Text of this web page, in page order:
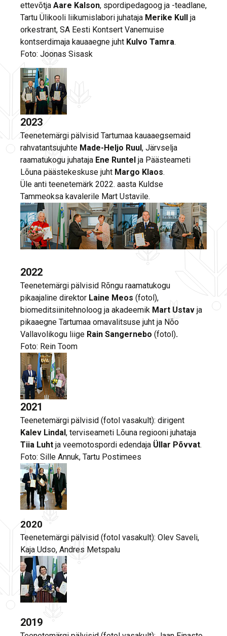
ettevõtja Aare Kalson, spordipedagoog ja -teadlane,
Tartu Ülikooli liikumislabori juhataja Merike Kull ja
orkestrant, SA Eesti Kontsert Vanemuise
kontserdimaja kauaaegne juht Kulvo Tamra.
Foto: Joonas Sisask
2023
Teenetemärgi pälvisid Tartumaa kauaaegsemaid
rahvatantsujuhte Made-Heljo Ruul, Järvselja
raamatukogu juhataja Ene Runtel ja Päästeameti
Lõuna päästekeskuse juht Margo Klaos.
Üle anti teenetemärk 2022. aasta Kuldse
Tammeoksa kavalerile Mart Ustavile.
2022
Teenetemärgi pälvisid Rõngu raamatukogu
pikaajaline direktor Laine Meos (fotol),
biomeditsiinitehnoloog ja akadeemik Mart Ustav ja
pikaaegne Tartumaa omavalitsuse juht ja Nõo
Vallavolikogu liige Rain Sangernebo (fotol).
Foto: Rein Toom
2021
Teenetemärgi pälvisid (fotol vasakult): dirigent
Kalev Lindal, terviseameti Lõuna regiooni juhataja
Tiia Luht ja veemotospordi edendaja Üllar Põvvat.
Foto: Sille Annuk, Tartu Postimees
2020
Teenetemärgi pälvisid (fotol vasakult): Olev Saveli,
Kaja Udso, Andres Metspalu
2019